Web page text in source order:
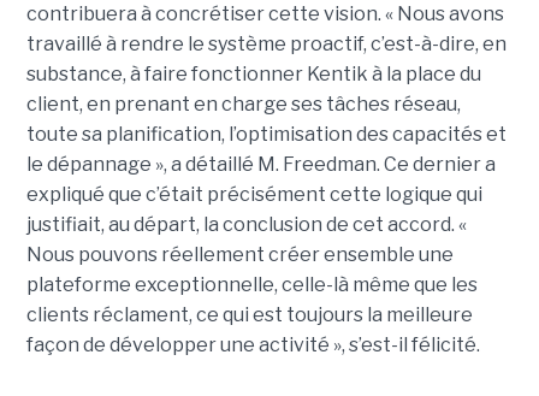
contribuera à concrétiser cette vision. « Nous avons
travaillé à rendre le système proactif, c’est-à-dire, en
substance, à faire fonctionner Kentik à la place du
client, en prenant en charge ses tâches réseau,
toute sa planification, l’optimisation des capacités et
le dépannage », a détaillé M. Freedman. Ce dernier a
expliqué que c’était précisément cette logique qui
justifiait, au départ, la conclusion de cet accord. «
Nous pouvons réellement créer ensemble une
plateforme exceptionnelle, celle-là même que les
clients réclament, ce qui est toujours la meilleure
façon de développer une activité », s’est-il félicité.